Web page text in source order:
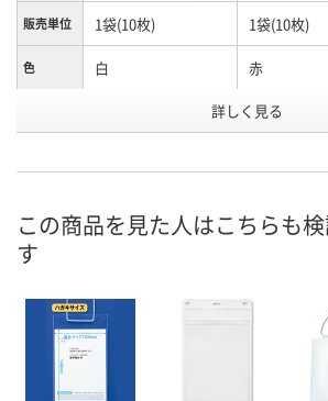
販売単位 1袋(10枚) 1袋(10枚)
色 白 赤
K976503
8月12日（水）
詳しく見る
この商品を見た人はこちらも
す